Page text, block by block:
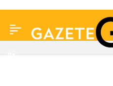
vermiştik… Ekrem